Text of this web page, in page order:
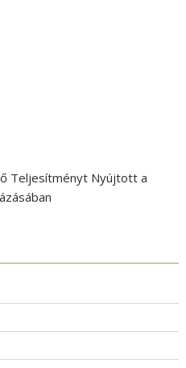
Teljesítményt Nyújtott a